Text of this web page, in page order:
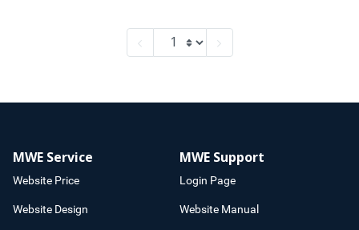
MWE Service
Website Price
Website Design
MWE Support
Login Page
Website Manual